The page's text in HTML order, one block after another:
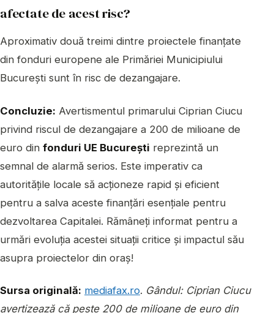
afectate de acest risc?
Aproximativ două treimi dintre proiectele finanțate
din fonduri europene ale Primăriei Municipiului
București sunt în risc de dezangajare.
Concluzie: Avertismentul primarului Ciprian Ciucu
privind riscul de dezangajare a 200 de milioane de
euro din fonduri UE București reprezintă un
semnal de alarmă serios. Este imperativ ca
autoritățile locale să acționeze rapid și eficient
pentru a salva aceste finanțări esențiale pentru
dezvoltarea Capitalei. Rămâneți informat pentru a
urmări evoluția acestei situații critice și impactul său
asupra proiectelor din oraș!
Sursa originală: mediafax.ro. Gândul: Ciprian Ciucu
avertizează că peste 200 de milioane de euro din